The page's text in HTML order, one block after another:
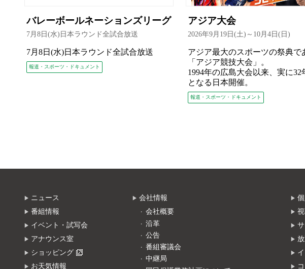
バレーボールネーションズリーグ
7月8日(水)日本ラウンド全試合放送
7月8日(水)日本ラウンド全試合放送
報道・スポーツ・ドキュメント
アジア大会
2026年9月19日(土)～10月4日(日)
アジア最大のスポーツの祭典で
「アジア競技大会」。
1994年の広島大会以来、実に32
となる日本開催。
報道・スポーツ・ドキュメント
ニュース
番組情報
イベント・試写会
アナウンス室
ショッピング
お天気情報
会社情報
会社概要
沿革
公告
番組審議会
中継局